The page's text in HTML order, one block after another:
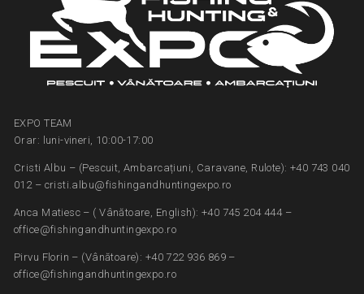
EXPO TEAM
Orar: luni-vineri, 10:00-17:00
Cristi Albu – (Pescuit, Ambarcațiuni, Caravane, Rulote): +40 743 040
012 – cristi.albu@fishingandhuntingexpo.ro
Anca Matiesc – ( Vânătoare, English): +40 745 204 444 –
office@fishingandhuntingexpo.ro
Pirvu Florin – (Vânătoare): +40 722 936 869 –
office@fishingandhuntingexpo.ro